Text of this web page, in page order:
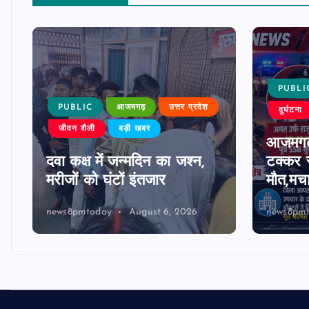
PUBLIC आजमगढ़ उत्तर प्रदेश
जीवन शैली बड़ी खबर
दवा कक्ष में जन्मदिन का जश्न,
मरीजों को घंटों इंतजार
news8pmtoday August 6, 2026
दुर्घटना
टक्कर